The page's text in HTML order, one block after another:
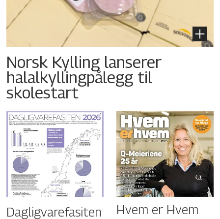
Norsk Kylling lanserer
halalkyllingpålegg til
skolestart
Dagligvarefasiten Hvem er Hvem